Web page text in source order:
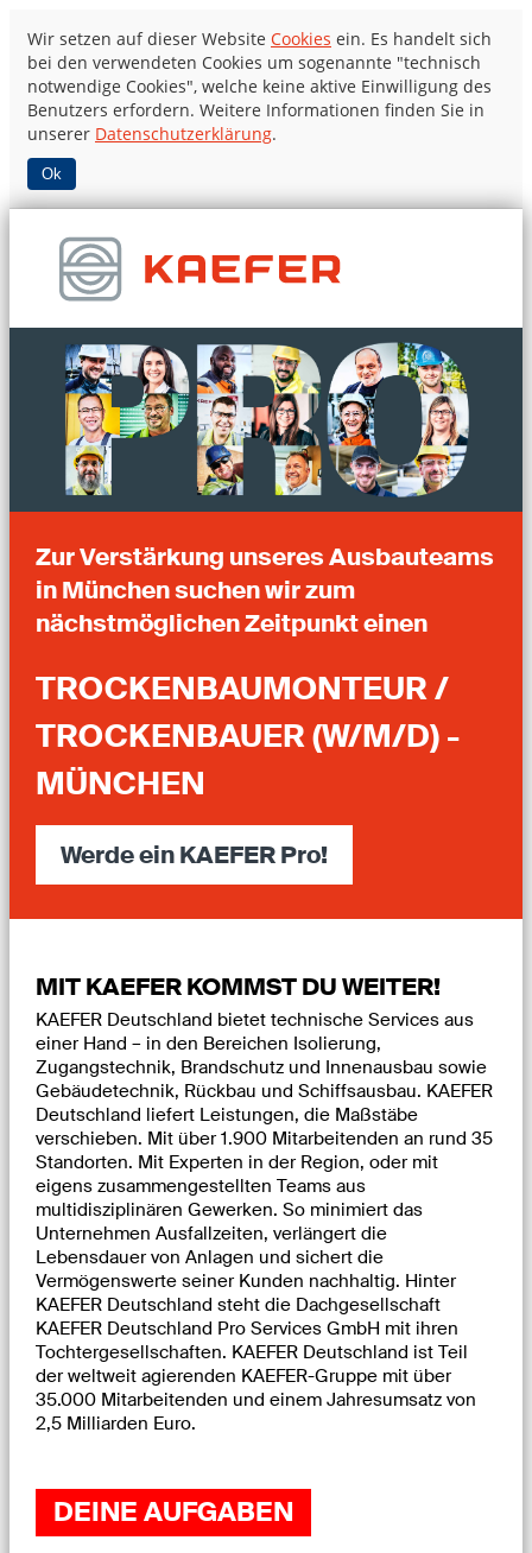
Wir setzen auf dieser Website Cookies ein. Es handelt sich
bei den verwendeten Cookies um sogenannte "technisch
notwendige Cookies", welche keine aktive Einwilligung des
Benutzers erfordern. Weitere Informationen finden Sie in
unserer Datenschutzerklärung.
Ok
Zur Verstärkung unseres Ausbauteams
in München suchen wir zum
nächstmöglichen Zeitpunkt einen
TROCKENBAUMONTEUR /
TROCKENBAUER (W/M/D) -
MÜNCHEN
Werde ein KAEFER Pro!
MIT KAEFER KOMMST DU WEITER!
KAEFER Deutschland bietet technische Services aus
einer Hand – in den Bereichen Isolierung,
Zugangstechnik, Brandschutz und Innenausbau sowie
Gebäudetechnik, Rückbau und Schiffsausbau. KAEFER
Deutschland liefert Leistungen, die Maßstäbe
verschieben. Mit über 1.900 Mitarbeitenden an rund 35
Standorten. Mit Experten in der Region, oder mit
eigens zusammengestellten Teams aus
multidisziplinären Gewerken. So minimiert das
Unternehmen Ausfallzeiten, verlängert die
Lebensdauer von Anlagen und sichert die
Vermögenswerte seiner Kunden nachhaltig. Hinter
KAEFER Deutschland steht die Dachgesellschaft
KAEFER Deutschland Pro Services GmbH mit ihren
Tochtergesellschaften. KAEFER Deutschland ist Teil
der weltweit agierenden KAEFER-Gruppe mit über
35.000 Mitarbeitenden und einem Jahresumsatz von
2,5 Milliarden Euro.
DEINE AUFGABEN